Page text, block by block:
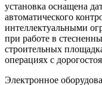
установка оснащена
автоматического
интеллектуальными
при работе в
строительных
операциях с
Электронное